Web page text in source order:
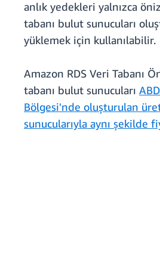
anlık yedekleri yalnızca
tabanı bulut sunucuları
yüklemek için kullanılabilir.
Amazon RDS Veri Tabanı
tabanı bulut sunucuları
Bölgesi'nde oluşturulan
sunucularıyla aynı şekilde